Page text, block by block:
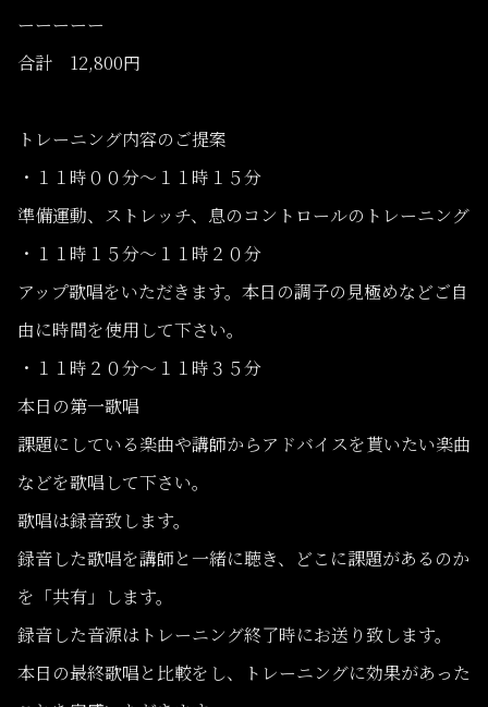
ーーーーー
合計 12,800円
トレーニング内容のご提案
・１１時００分〜１１時１５分
準備運動、ストレッチ、息のコントロールのトレーニング
・１１時１５分〜１１時２０分
アップ歌唱をいただきます。本日の調子の見極めなどご自
由に時間を使用して下さい。
・１１時２０分〜１１時３５分
本日の第一歌唱
課題にしている楽曲や講師からアドバイスを貰いたい楽曲
などを歌唱して下さい。
歌唱は録音致します。
録音した歌唱を講師と一緒に聴き、どこに課題があるのか
を「共有」します。
録音した音源はトレーニング終了時にお送り致します。
本日の最終歌唱と比較をし、トレーニングに効果があった